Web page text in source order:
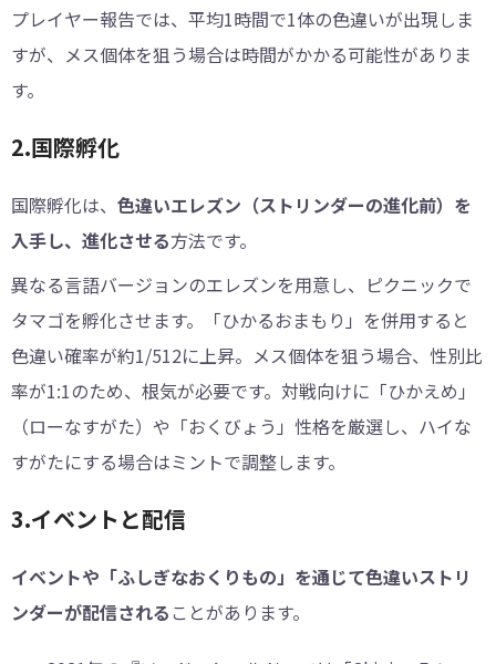
プレイヤー報告では、平均1時間で1体の色違いが出現しま
すが、メス個体を狙う場合は時間がかかる可能性がありま
す。
2.国際孵化
国際孵化は、 色違いエレズン（ストリンダーの進化前）を
入手し、進化させる方法です。
異なる言語バージョンのエレズンを用意し、ピクニックで
タマゴを孵化させます。「ひかるおまもり」を併用すると
色違い確率が約1/512に上昇。メス個体を狙う場合、性別比
率が1:1のため、根気が必要です。対戦向けに「ひかえめ」
（ローなすがた）や「おくびょう」性格を厳選し、ハイな
すがたにする場合はミントで調整します。
3.イベントと配信
イベントや「ふしぎなおくりもの」を通じて色違いストリ
ンダーが配信される ことがあります。